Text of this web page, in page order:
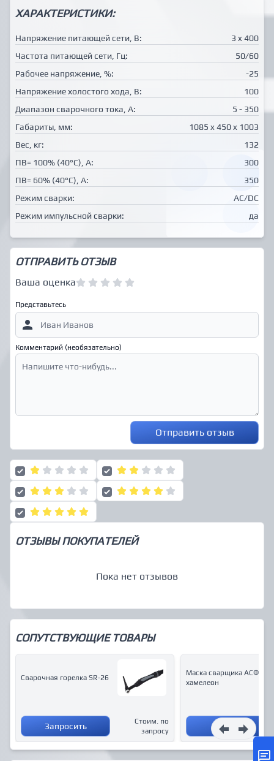
ХАРАКТЕРИСТИКИ:
Напряжение питающей сети, В:
3 x 400
Частота питающей сети, Гц:
50/60
Рабочее напряжение, %:
-25
Напряжение холостого хода, В:
100
Диапазон сварочного тока, А:
5 - 350
Габариты, мм:
1085 x 450 x 1003
Вес, кг:
132
ПВ= 100% (40°C), А:
300
ПВ= 60% (40°C), А:
350
Режим сварки:
AC/DC
Режим импульсной сварки:
да
ОТПРАВИТЬ ОТЗЫВ
Ваша оценка
Представьтесь
Комментарий (необязательно)
Отправить отзыв
ОТЗЫВЫ ПОКУПАТЕЛЕЙ
Пока нет отзывов
СОПУТСТВУЮЩИЕ ТОВАРЫ
Сварочная горелка SR-26
Запросить
Стоим. по
запросу
Маска сварщика АСФ 505
хамелеон
Купить